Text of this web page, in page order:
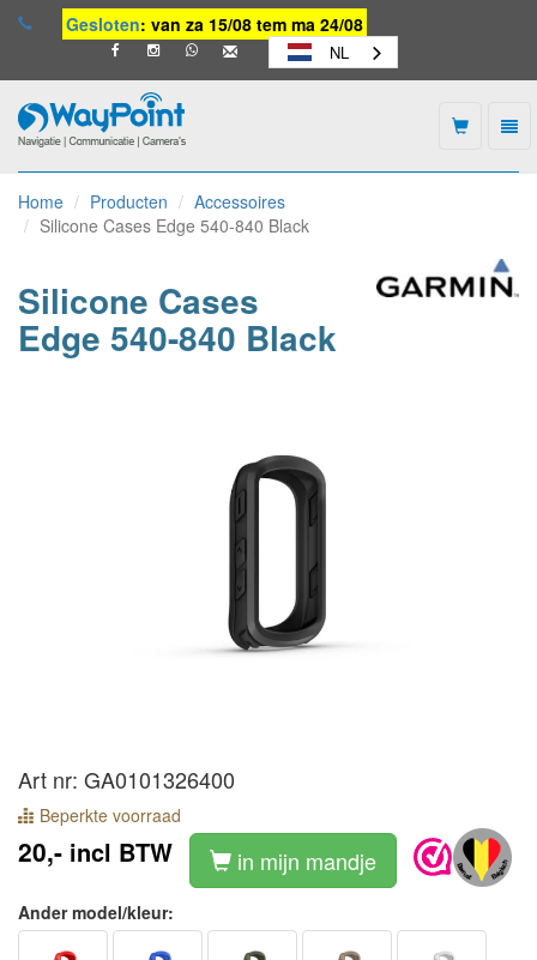
Gesloten: van za 15/08 tem ma 24/08
NL
-
naar
homepage
Home Producten
Accessoires
Silicone Cases Edge 540-840 Black
Silicone Cases
Edge 540-840 Black
Art nr: GA0101326400
Beperkte voorraad
20,- incl BTW in mijn mandje
Ander model/kleur: